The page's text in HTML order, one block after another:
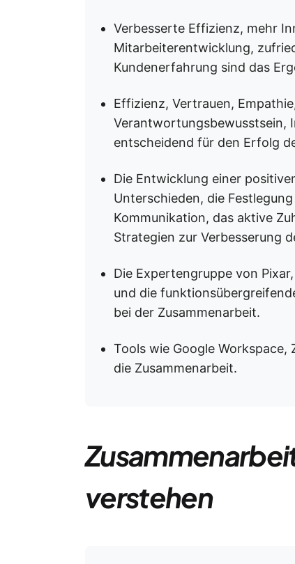
Verbesserte Effizienz, mehr
Mitarbeiterentwicklung,
Kundenerfahrung sind das
Effizienz, Vertrauen,
Verantwortungsbewusstsein,
entscheidend für den Erfolg
Die Entwicklung einer
Unterschieden, die
Kommunikation, das aktive
Strategien zur Verbesserung
Die Expertengruppe von
und die
bei der Zusammenarbeit.
Tools wie Google
die Zusammenarbeit.
verstehen